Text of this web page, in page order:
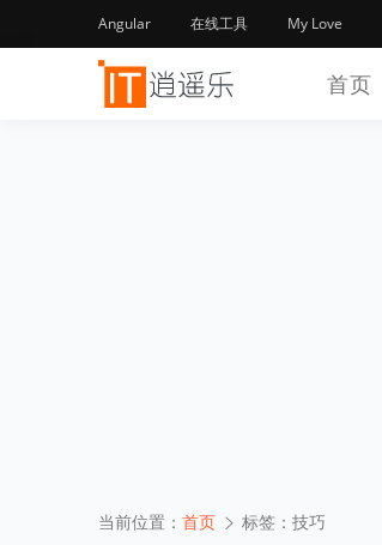
Angular 在线工具 My Love
首页
当前位置： 首页 标签：技巧